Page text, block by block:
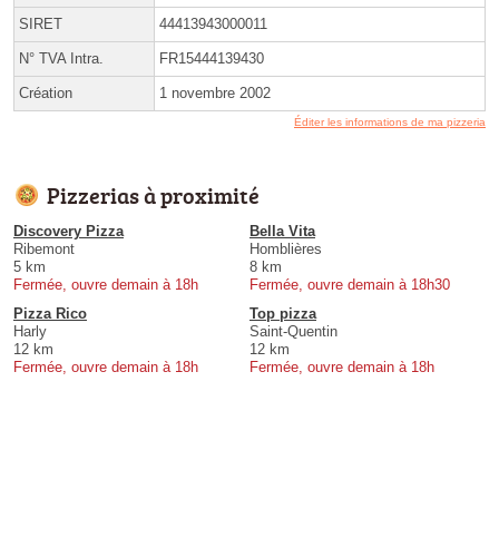
SIRET 44413943000011
N° TVA Intra. FR15444139430
Création 1 novembre 2002
Éditer les informations de ma pizzeria
Pizzerias à proximité
Discovery Pizza
Ribemont
5 km
Fermée, ouvre demain à 18h
Bella Vita
Homblières
8 km
Fermée, ouvre demain à 18h30
Pizza Rico
Harly
12 km
Fermée, ouvre demain à 18h
Top pizza
Saint-Quentin
12 km
Fermée, ouvre demain à 18h